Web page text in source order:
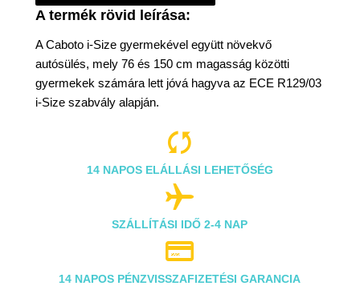
A Caboto i-Size gyermekével együtt növekvő
autósülés, mely 76 és 150 cm magasság közötti
gyermekek számára lett jóvá hagyva az ECE R129/03
i-Size szabvály alapján.

14 NAPOS ELÁLLÁSI LEHETŐSÉG

SZÁLLÍTÁSI IDŐ 2-4 NAP

14 NAPOS PÉNZVISSZAFIZETÉSI GARANCIA